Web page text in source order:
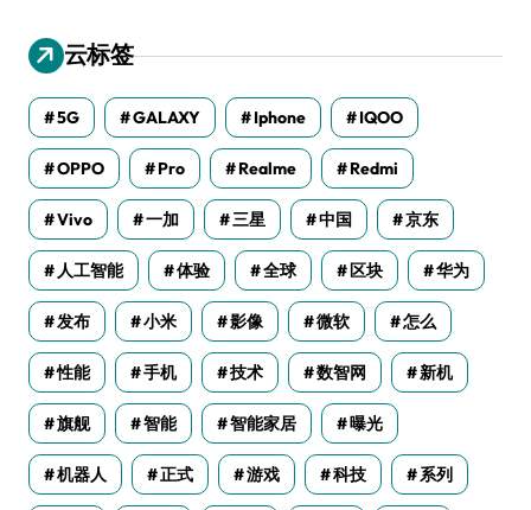
云标签
5G GALAXY Iphone IQOO
OPPO Pro Realme Redmi
Vivo 一加 三星 中国 京东
人工智能 体验 全球 区块 华为
发布 小米 影像 微软 怎么
性能 手机 技术 数智网 新机
旗舰 智能 智能家居 曝光
机器人 正式 游戏 科技 系列